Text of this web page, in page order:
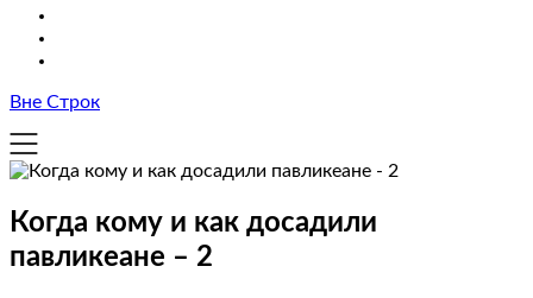
Вне Строк
Когда кому и как досадили
павликеане – 2